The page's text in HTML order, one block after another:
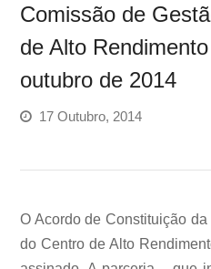
Comissão de
de Alto
outubro de 2014
17 Outubro, 2014
O Acordo de Constituição
do Centro de Alto